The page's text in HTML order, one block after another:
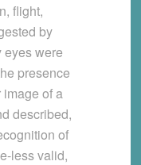
flight,
by
eyes were
presence
of a
described,
of
less valid,